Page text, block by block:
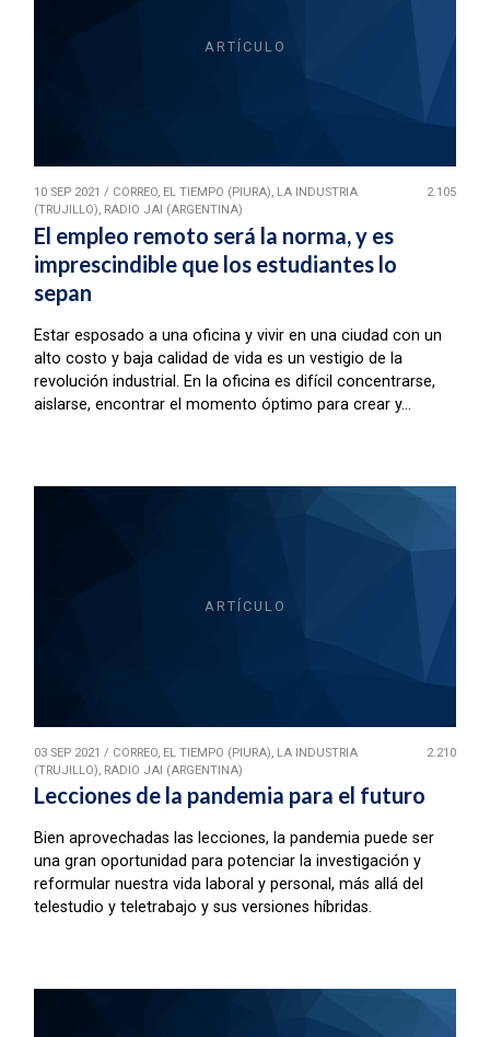
ARTÍCULO
10 SEP 2021 / CORREO, EL TIEMPO (PIURA), LA INDUSTRIA
(TRUJILLO), RADIO JAI (ARGENTINA)
2.105
El empleo remoto será la norma, y es
imprescindible que los estudiantes lo
sepan
Estar esposado a una oficina y vivir en una ciudad con un
alto costo y baja calidad de vida es un vestigio de la
revolución industrial. En la oficina es difícil concentrarse,
aislarse, encontrar el momento óptimo para crear y...
ARTÍCULO
03 SEP 2021 / CORREO, EL TIEMPO (PIURA), LA INDUSTRIA
(TRUJILLO), RADIO JAI (ARGENTINA)
2.210
Lecciones de la pandemia para el futuro
Bien aprovechadas las lecciones, la pandemia puede ser
una gran oportunidad para potenciar la investigación y
reformular nuestra vida laboral y personal, más allá del
telestudio y teletrabajo y sus versiones híbridas.